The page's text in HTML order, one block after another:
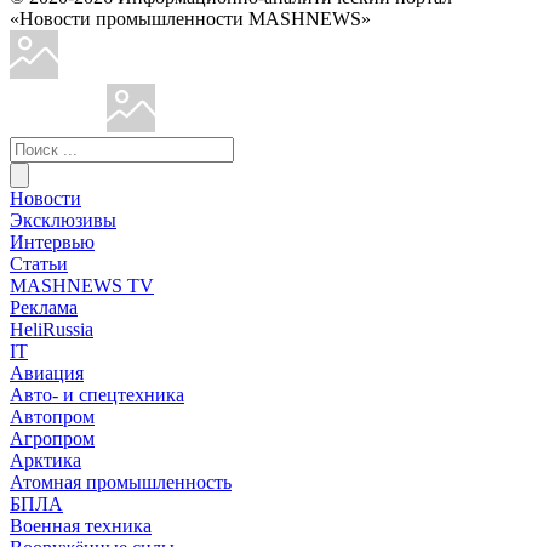
«Новости промышленности MASHNEWS»
Новости
Эксклюзивы
Интервью
Статьи
MASHNEWS TV
Реклама
HeliRussia
IT
Авиация
Авто- и спецтехника
Автопром
Агропром
Арктика
Атомная промышленность
БПЛА
Военная техника